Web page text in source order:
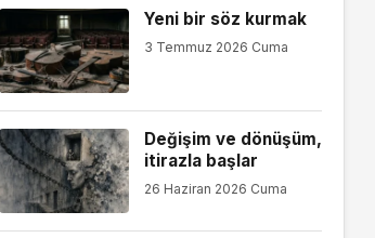
Yeni bir söz kurmak
3 Temmuz 2026 Cuma
Değişim ve dönüşüm,
itirazla başlar
26 Haziran 2026 Cuma